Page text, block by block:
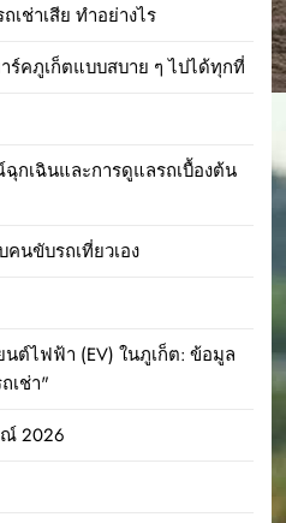
เช่าเสีย ทำอย่างไร
ร์คภูเก็ตแบบสบาย ๆ ไปได้ทุกที่
กเฉินและการดูแลรถเบื้องต้น
นขับรถเที่ยวเอง
ต์ไฟฟ้า (EV) ในภูเก็ต: ข้อมูล
เช่า"
2026